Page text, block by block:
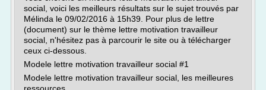
social, voici les meilleurs résultats sur le sujet trouvés par
Mélinda le 09/02/2016 à 15h39. Pour plus de lettre
(document) sur le thème lettre motivation travailleur
social, n'hésitez pas à parcourir le site ou à télécharger
ceux ci-dessous.
Modele lettre motivation travailleur social #1
Modele lettre motivation travailleur social, les meilleures